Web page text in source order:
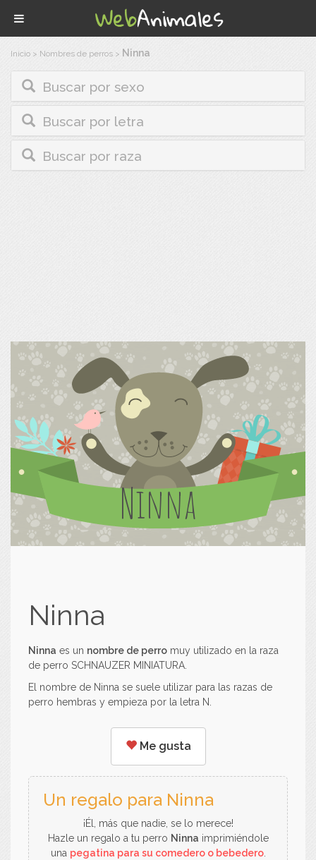
Inicio > Nombres de perros > Ninna
Buscar por sexo
Buscar por letra
Buscar por raza
Ninna
Ninna
Ninna es un nombre de perro muy utilizado en la raza
de perro SCHNAUZER MINIATURA.
El nombre de Ninna se suele utilizar para las razas de
perro hembras y empieza por la letra N.
Me gusta
Un regalo para Ninna
¡Él, más que nadie, se lo merece!
Hazle un regalo a tu perro Ninna imprimiéndole
una pegatina para su comedero o bebedero.